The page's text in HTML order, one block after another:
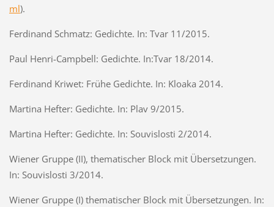
ml).
Ferdinand Schmatz: Gedichte. In: Tvar 11/2015.
Paul Henri-Campbell: Gedichte. In:Tvar 18/2014.
Ferdinand Kriwet: Frühe Gedichte. In: Kloaka 2014.
Martina Hefter: Gedichte. In: Plav 9/2015.
Martina Hefter: Gedichte. In: Souvislosti 2/2014.
Wiener Gruppe (II), thematischer Block mit Übersetzungen.
In: Souvislosti 3/2014.
Wiener Gruppe (I) thematischer Block mit Übersetzungen. In: